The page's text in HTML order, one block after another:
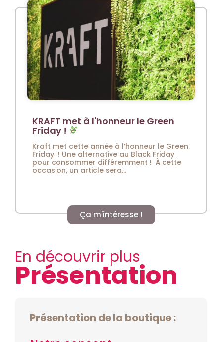
KRAFT met à l'honneur le Green
Friday !
Kraft met cette année à l’honneur le Green
Friday ! Une alternative au Black Friday
pour consommer différemment ! À cette
occasion, un article sera...
Ça m'intéresse !
En découvrir plus
Présentation
Présentation de la boutique :